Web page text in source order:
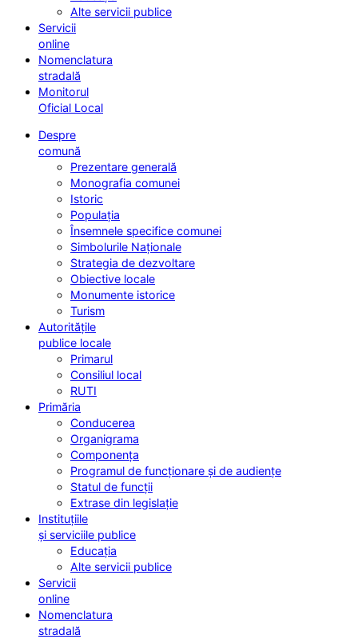
Alte servicii publice
Servicii
online
Nomenclatura
stradală
Monitorul
Oficial Local
Despre
comună
Prezentare generală
Monografia comunei
Istoric
Populația
Însemnele specifice comunei
Simbolurile Naționale
Strategia de dezvoltare
Obiective locale
Monumente istorice
Turism
Autoritățile
publice locale
Primarul
Consiliul local
RUTI
Primăria
Conducerea
Organigrama
Componența
Programul de funcționare și de audiențe
Statul de funcții
Extrase din legislație
Instituțiile
și serviciile publice
Educația
Alte servicii publice
Servicii
online
Nomenclatura
stradală